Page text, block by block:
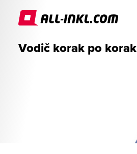
Vodič korak po korak